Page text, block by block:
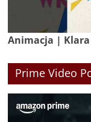
Animacja |
Prime Video